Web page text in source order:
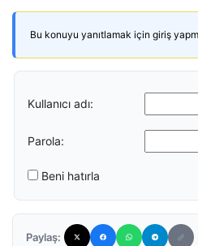
Bu konuyu yanıtlamak için giriş
Kullanıcı adı:
Parola:
Beni hatırla
Paylaş: